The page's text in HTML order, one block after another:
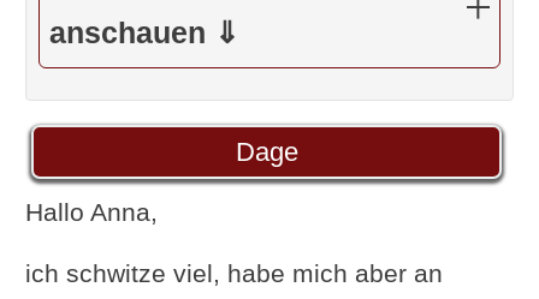
anschauen ⇓
Dage
Hallo Anna,
ich schwitze viel, habe mich aber an